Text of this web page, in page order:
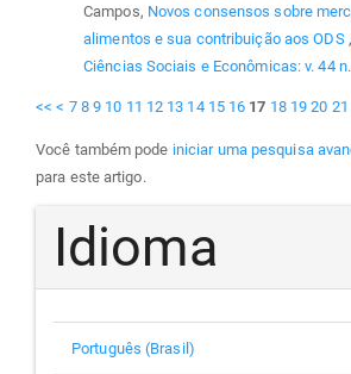
Campos, Novos consensos sobre
alimentos e sua contribuição aos ODS ,
Ciências Sociais e Econômicas: v. 44
<< < 7 8 9 10 11 12 13 14 15 16 17 18 19 20 21
Você também pode iniciar uma pesquisa
para este artigo.
Idioma
Português (Brasil)